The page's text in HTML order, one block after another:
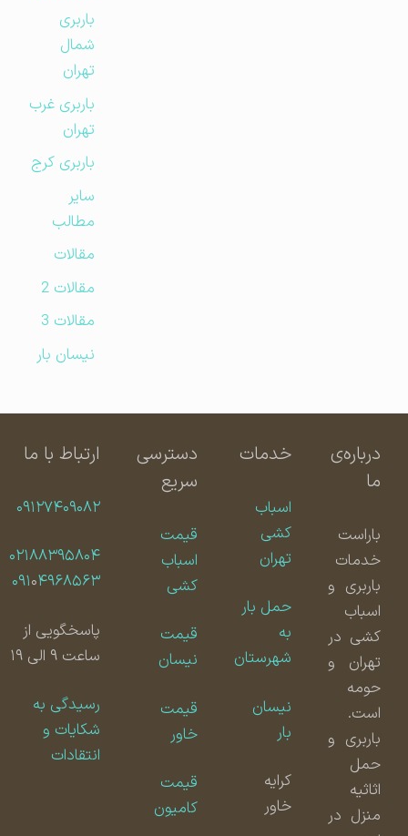
باربری
شمال
تهران
باربری غرب
تهران
باربری کرج
مطالب
مقالات
مقالات 2
مقالات 3
نیسان بار
درباره‌ی
باراست
خدمات
باربری و
اسباب
کشی در
تهران و
حومه
است.
باربری و
حمل
اثاثیه
منزل در
خدمات
اسباب
کشی
تهران
حمل بار
شهرستان
نیسان
دسترسی
سریع
قیمت
اسباب
کشی
قیمت
نیسان
قیمت
قیمت
کامیون
ارتباط با ما
۰۹۱۲۷۴۰۹۰۸۲
۰۲۱۸۸۳۹۵۸۰۴
۰۹۱۰۴۹۶۸۵۶۳
پاسخگویی از
ساعت ۹ الی ۱۹
رسیدگی به
شکایات و
انتقادات